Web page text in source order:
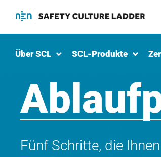
Über SCL SCL-Produkte
Fünf Schritte, die